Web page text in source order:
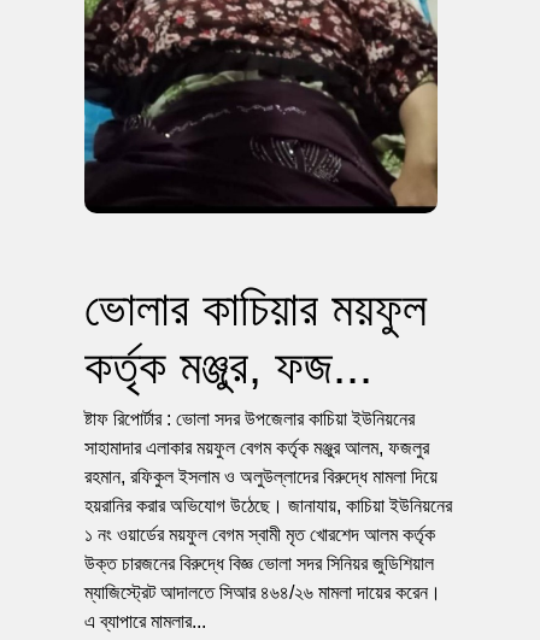
ভোলার কাচিয়ার ময়ফুল
কর্তৃক মঞ্জুর, ফজ...
ষ্টাফ রিপোর্টার : ভোলা সদর উপজেলার কাচিয়া ইউনিয়নের
সাহামাদার এলাকার ময়ফুল বেগম কর্তৃক মঞ্জুর আলম, ফজলুর
রহমান, রফিকুল ইসলাম ও অলুউল্লাদের বিরুদ্ধে মামলা দিয়ে
হয়রানির করার অভিযোগ উঠেছে। জানাযায়, কাচিয়া ইউনিয়নের
১ নং ওয়ার্ডের ময়ফুল বেগম স্বামী মৃত খোরশেদ আলম কর্তৃক
উক্ত চারজনের বিরুদ্ধে বিজ্ঞ ভোলা সদর সিনিয়র জুডিশিয়াল
ম্যাজিস্ট্রেট আদালতে সিআর ৪৬৪/২৬ মামলা দায়ের করেন।
এ ব্যাপারে মামলার...